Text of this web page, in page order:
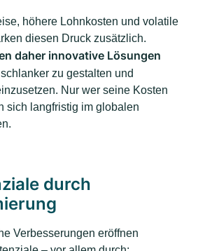
höhere Lohnkosten und volatile
diesen Druck zusätzlich.
daher innovative Lösungen
zu gestalten und
Nur wer seine Kosten
sich langfristig im globalen
durch
Verbesserungen eröffnen